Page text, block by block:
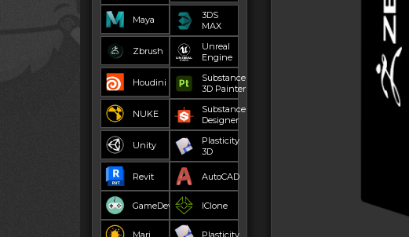
Maya
3DS
MAX
Zbrush
Unreal
Engine
Houdini
Substance
3D Painter
NUKE
Substance
Designer
Unity
Plasticity
3D
Revit AutoCAD
GameDev IClone
Mari Plasticity